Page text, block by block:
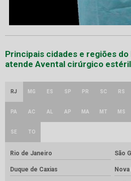
Principais cidades e regiões do
atende Avental cirúrgico
RJ MG ES SP PR SC RS
PA AC AL AP MA MT MS
SE TO
Rio de Janeiro São
Duque de Caxias Nova